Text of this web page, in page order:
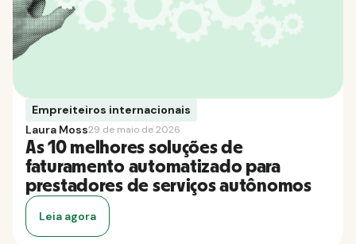
Empreiteiros internacionais
Laura Moss29 de maio de 2026
As 10 melhores soluções de
faturamento automatizado para
prestadores de serviços autônomos
Leia agora